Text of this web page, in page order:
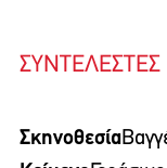
ΣΥΝΤΕΛΕΣΤΕΣ
Σκηνοθεσία